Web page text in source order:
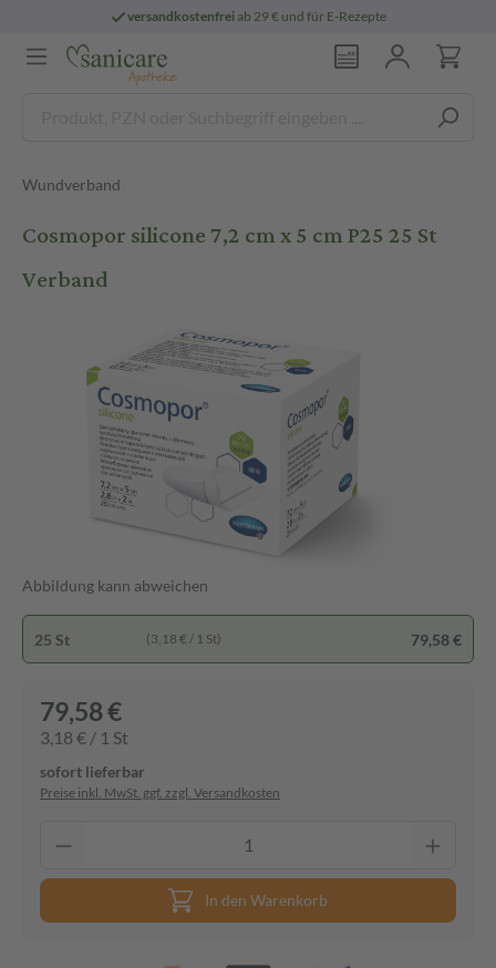
versandkostenfreiab 29 € und für E-Rezepte
Wundverband
Cosmopor silicone 7,2 cm x 5 cm P25 25 St
Verband
Abbildung kann abweichen
25 St (3,18 € / 1 St) 79,58 €
79,58 €
3,18 € / 1 St
sofort lieferbar
Preise inkl. MwSt. ggf. zzgl. Versandkosten
In den Warenkorb